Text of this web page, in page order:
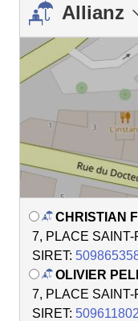
Allianz
CHRISTIAN
7, PLACE SAINT-
SIRET:
OLIVIER
7, PLACE SAINT-
SIRET: